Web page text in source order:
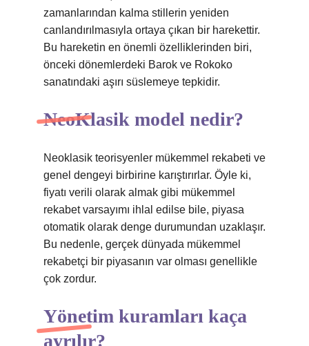
zamanlarından kalma stillerin yeniden
canlandırılmasıyla ortaya çıkan bir harekettir.
Bu hareketin en önemli özelliklerinden biri,
önceki dönemlerdeki Barok ve Rokoko
sanatındaki aşırı süslemeye tepkidir.
NeoKlasik model nedir?
Neoklasik teorisyenler mükemmel rekabeti ve
genel dengeyi birbirine karıştırırlar. Öyle ki,
fiyatı verili olarak almak gibi mükemmel
rekabet varsayımı ihlal edilse bile, piyasa
otomatik olarak denge durumundan uzaklaşır.
Bu nedenle, gerçek dünyada mükemmel
rekabetçi bir piyasanın var olması genellikle
çok zordur.
Yönetim kuramları kaça
ayrılır?